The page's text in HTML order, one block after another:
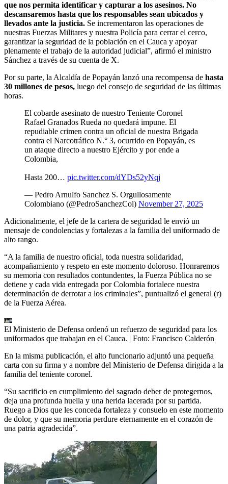
que nos permita identificar y capturar a los asesinos. No
descansaremos hasta que los responsables sean ubicados y
llevados ante la justicia. Se incrementaron las operaciones de
nuestras Fuerzas Militares y nuestra Policía para cerrar el cerco,
garantizar la seguridad de la población en el Cauca y apoyar
plenamente el trabajo de la autoridad judicial”, afirmó el ministro
Sánchez a través de su cuenta de X.
Por su parte, la Alcaldía de Popayán lanzó una recompensa de hasta
30 millones de pesos, luego del consejo de seguridad de las últimas
horas.
El cobarde asesinato de nuestro Teniente Coronel
Rafael Granados Rueda no quedará impune. El
repudiable crimen contra un oficial de nuestra Brigada
contra el Narcotráfico N.° 3, ocurrido en Popayán, es
un ataque directo a nuestro Ejército y por ende a
Colombia,
Hasta 200… pic.twitter.com/dYDs52yNqj
— Pedro Arnulfo Sanchez S. Orgullosamente
Colombiano (@PedroSanchezCol) November 27, 2025
Adicionalmente, el jefe de la cartera de seguridad le envió un
mensaje de condolencias y fortalezas a la familia del uniformado de
alto rango.
“A la familia de nuestro oficial, toda nuestra solidaridad,
acompañamiento y respeto en este momento doloroso. Honraremos
su memoria con resultados contundentes, la Fuerza Pública no se
detiene y cada vida entregada por Colombia fortalece nuestra
determinación de derrotar a los criminales”, puntualizó el general (r)
de la Fuerza Aérea.
El Ministerio de Defensa ordenó un refuerzo de seguridad para los
uniformados que trabajan en el Cauca. | Foto: Francisco Calderón
En la misma publicación, el alto funcionario adjuntó una pequeña
carta con su firma y a nombre del Ministerio de Defensa dirigida a la
familia del teniente coronel.
“Su sacrificio en cumplimiento del sagrado deber de protegernos,
deja una profunda huella y una herida lacerada por su partida.
Ruego a Dios que les conceda fortaleza y consuelo en este momento
de dolor, y que su memoria perdure eternamente en el corazón de
una patria agradecida”.